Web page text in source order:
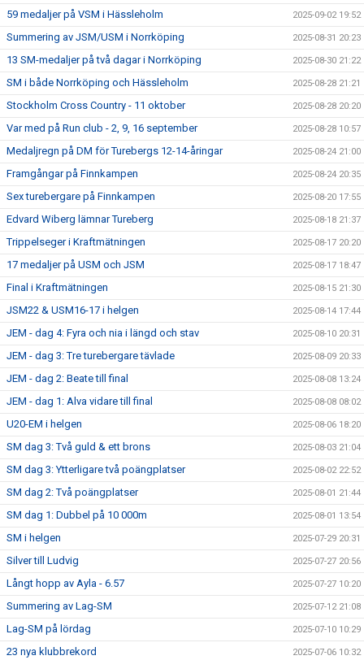
59 medaljer på VSM i Hässleholm 2025-09-02 19:52
Summering av JSM/USM i Norrköping 2025-08-31 20:23
13 SM-medaljer på två dagar i Norrköping 2025-08-30 21:22
SM i både Norrköping och Hässleholm 2025-08-28 21:21
Stockholm Cross Country - 11 oktober 2025-08-28 20:20
Var med på Run club - 2, 9, 16 september 2025-08-28 10:57
Medaljregn på DM för Turebergs 12-14-åringar 2025-08-24 21:00
Framgångar på Finnkampen 2025-08-24 20:35
Sex turebergare på Finnkampen 2025-08-20 17:55
Edvard Wiberg lämnar Tureberg 2025-08-18 21:37
Trippelseger i Kraftmätningen 2025-08-17 20:20
17 medaljer på USM och JSM 2025-08-17 18:47
Final i Kraftmätningen 2025-08-15 21:30
JSM22 & USM16-17 i helgen 2025-08-14 17:44
JEM - dag 4: Fyra och nia i längd och stav 2025-08-10 20:31
JEM - dag 3: Tre turebergare tävlade 2025-08-09 20:33
JEM - dag 2: Beate till final 2025-08-08 13:24
JEM - dag 1: Alva vidare till final 2025-08-08 08:02
U20-EM i helgen 2025-08-06 18:20
SM dag 3: Två guld & ett brons 2025-08-03 21:04
SM dag 3: Ytterligare två poängplatser 2025-08-02 22:52
SM dag 2: Två poängplatser 2025-08-01 21:44
SM dag 1: Dubbel på 10 000m 2025-08-01 13:54
SM i helgen 2025-07-29 20:31
Silver till Ludvig 2025-07-27 20:56
Långt hopp av Ayla - 6.57 2025-07-27 10:20
Summering av Lag-SM 2025-07-12 21:08
Lag-SM på lördag 2025-07-10 10:29
23 nya klubbrekord 2025-07-06 10:32